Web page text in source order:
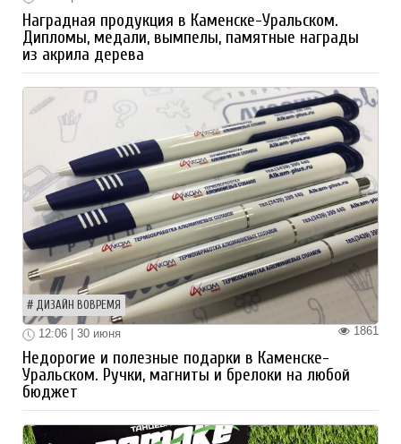
Наградная продукция в Каменске-Уральском.
Дипломы, медали, вымпелы, памятные награды
из акрила дерева
ДИЗАЙН ВОВРЕМЯ
1861
12:06 | 30 июня
Недорогие и полезные подарки в Каменске-
Уральском. Ручки, магниты и брелоки на любой
бюджет